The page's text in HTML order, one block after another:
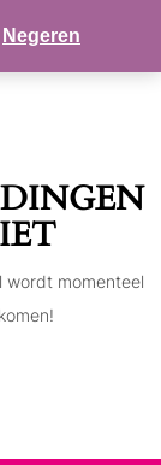
wordt momenteel
Negeren